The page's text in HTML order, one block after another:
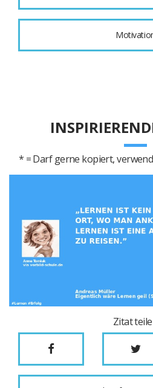
* = Darf gerne kopiert,
Zitat